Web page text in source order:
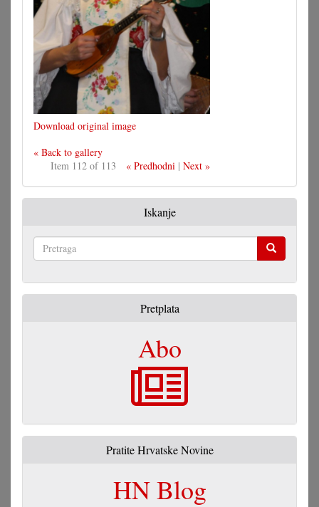
Download original image
« Back to gallery
Item 112 of 113
« Predhodni | Next »
Iskanje
Pretplata
Abo
Pratite Hrvatske Novine
HN Blog